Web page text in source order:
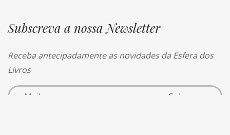
Subscreva a nossa Newsletter
Receba antecipadamente as novidades da Esfera dos
Livros